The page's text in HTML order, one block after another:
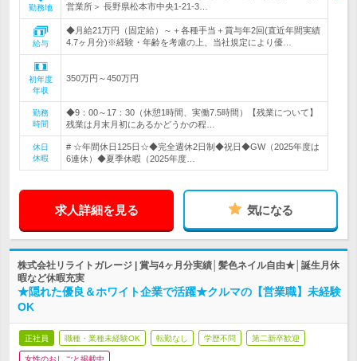
勤務地
営業所＞ 長野県松本市中央1-21-3…
給与
◆月給21万円（固定給）～＋各種手当＋賞与年2回(直近年間実績
4.7ヶ月分)※経験・年齢を考慮の上、当社規定により優…
初年度
年収
350万円～450万円
勤務
時間
◆9：00～17：30（休憩1時間、実働7.5時間）【残業について】
残業は月末月初にあるかどうかの程…
休日
休暇
# ☆年間休日125日☆◆完全週休2日制◆祝日◆GW（2025年度は
6連休）◆夏季休暇（2025年度…
求人詳細を見る 気になる
株式会社リライトガレージ | 賞与4ヶ月分実績│髪色ネイル自由★│誕生月休
暇など休暇充実
★隠れた優良＆ホワイト企業で活躍★クルマの【営業職】未経験
OK
正社員 職種・業種未経験OK 転勤なし 学歴不問 第二新卒歓迎
女性のおしごと掲載中